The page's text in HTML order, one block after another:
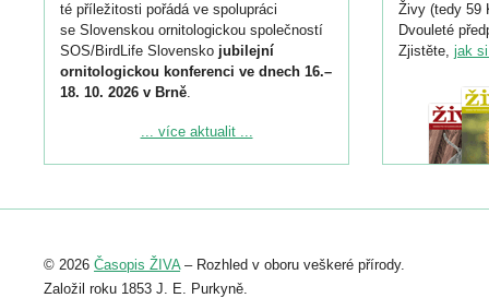
té příležitosti pořádá ve spolupráci
se Slovenskou ornitologickou společností
SOS/BirdLife Slovensko jubilejní
ornitologickou konferenci ve dnech 16.–
18. 10. 2026 v Brně.
Podrobnější informace ke konferenci
Registrovat se můžete do 6. září.
abstraktu přihlášené přednášky nebo
posteru je už 30. června.
... více aktualit ...
Živy (tedy 59
Dvouleté
Zjistěte, jak
© 2026 Časopis ŽIVA– Rozhled v oboru veškeré přírody.
Založil roku 1853 J. E. Purkyně.